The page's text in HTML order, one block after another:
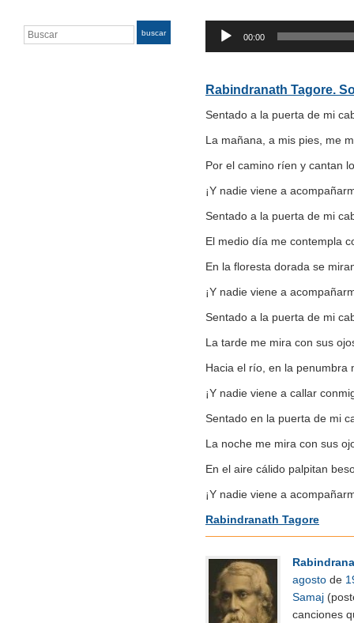
Buscar buscar
Reproductor
00:00
Rabindranath Tagore.
Sentado a la puerta de mi
La mañana, a mis pies, me
Por el camino ríen y cantan
¡Y nadie viene a
Sentado a la puerta de mi
El medio día me contempla
En la floresta dorada se
¡Y nadie viene a
Sentado a la puerta de mi
La tarde me mira con sus
Hacia el río, en la penumbra
¡Y nadie viene a callar
Sentado en la puerta de mi
La noche me mira con sus
En el aire cálido palpitan
¡Y nadie viene a
Rabindranath Tagore
agosto de
Samaj
canciones